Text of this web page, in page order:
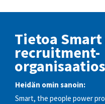
Tietoa
recruitment-
Heidän omin sanoin:
Smart, the people power